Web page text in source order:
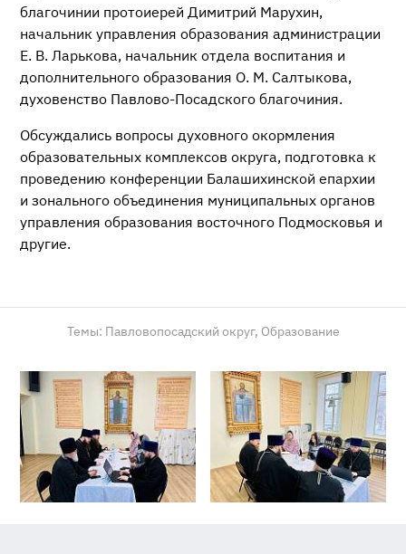
благочинии протоиерей Димитрий Марухин,
начальник управления образования администрации
Е. В. Ларькова, начальник отдела воспитания и
дополнительного образования О. М. Салтыкова,
духовенство Павлово-Посадского благочиния.
Обсуждались вопросы духовного окормления
образовательных комплексов округа, подготовка к
проведению конференции Балашихинской епархии
и зонального объединения муниципальных органов
управления образования восточного Подмосковья и
другие.
Темы: Павловопосадский округ, Образование